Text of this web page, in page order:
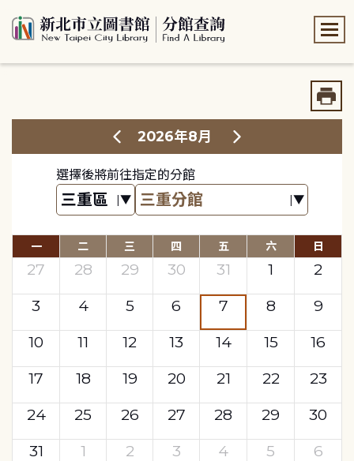
2026年8月
選擇後將前往指定的分館
一 二 三 四 五 六 日
27 28 29 30 31 1
2
3
4 5 6 7 8
9
10
11 12 13 14 15
16
17
18 19 20 21 22
23
24
25 26 27 28 29
30
31
1 2 3 4 5 6